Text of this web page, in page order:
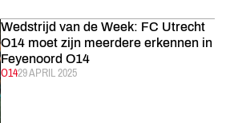
Wedstrijd van de Week: FC Utrecht
O14 moet zijn meerdere erkennen in
Feyenoord O14
CATEGORIE:
O14GEPUBLICEERD:
29 APRIL 2025